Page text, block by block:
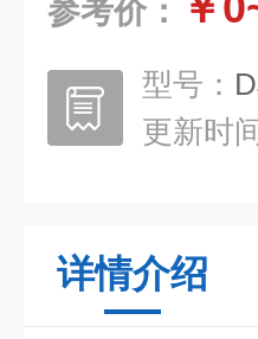
参考价：
型号：
更新时
详情介绍